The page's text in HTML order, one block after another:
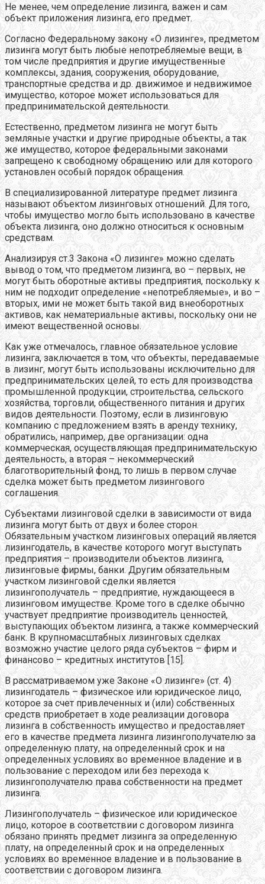
Не менее, чем определение лизинга, важен и сам
объект приложения лизинга, его предмет.
Согласно Федеральному закону «О лизинге», предметом
лизинга могут быть любые непотребляемые вещи, в
том числе предприятия и другие имущественные
комплексы, здания, сооружения, оборудование,
транспортные средства и др. движимое и недвижимое
имущество, которое может использоваться для
предпринимательской деятельности.
Естественно, предметом лизинга не могут быть
земляные участки и другие природные объекты, а так
же имущество, которое федеральными законами
запрещено к свободному обращению или для которого
установлен особый порядок обращения.
В специализированной литературе предмет лизинга
называют объектом лизинговых отношений. Для того,
чтобы имущество могло быть использовано в качестве
объекта лизинга, оно должно относиться к основным
средствам.
Анализируя ст.3 Закона «О лизинге» можно сделать
вывод о том, что предметом лизинга, во – первых, не
могут быть оборотные активы предприятия, поскольку к
ним не подходит определение «непотребляемые», и во –
вторых, ими не может быть такой вид внеоборотных
активов, как нематериальные активы, поскольку они не
имеют вещественной основы.
Как уже отмечалось, главное обязательное условие
лизинга, заключается в том, что объекты, передаваемые
в лизинг, могут быть использованы исключительно для
предпринимательских целей, то есть для производства
промышленной продукции, строительства, сельского
хозяйства, торговли, общественного питания и других
видов деятельности. Поэтому, если в лизинговую
компанию с предложением взять в аренду технику,
обратились, например, две организации: одна
коммерческая, осуществляющая предпринимательскую
деятельность, а вторая – некоммерческий
благотворительный фонд, то лишь в первом случае
сделка может быть предметом лизингового
соглашения.
Субъектами лизинговой сделки в зависимости от вида
лизинга могут быть от двух и более сторон.
Обязательным участком лизинговых операций является
лизингодатель, в качестве которого могут выступать
предприятия – производители объектов лизинга,
лизинговые фирмы, банки. Другим обязательным
участком лизинговой сделки является
лизингополучатель – предприятие, нуждающееся в
лизинговом имуществе. Кроме того в сделке обычно
участвует предприятие производитель ценностей,
выступающих объектом лизинга, а также коммерческий
банк. В крупномасштабных лизинговых сделках
возможно участие целого ряда субъектов – фирм и
финансово – кредитных институтов [15].
В рассматриваемом уже Законе «О лизинге» (ст. 4)
лизингодатель – физическое или юридическое лицо,
которое за счет привлеченных и (или) собственных
средств приобретает в ходе реализации договора
лизинга в собственность имущество и предоставляет
его в качестве предмета лизинга лизингополучателю за
определенную плату, на определенный срок и на
определенных условиях во временное владение и в
пользование с переходом или без перехода к
лизингополучателю права собственности на предмет
лизинга.
Лизингополучатель – физическое или юридическое
лицо, которое в соответствии с договором лизинга
обязано принять предмет лизинга за определенную
плату, на определенный срок и на определенных
условиях во временное владение и в пользование в
соответствии с договором лизинга.